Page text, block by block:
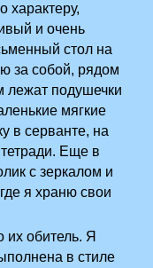
характеру,
и очень
стол на
за собой, рядом
лежат подушечки
мягкие
в серванте, на
тетради. Еще в
с зеркалом и
я храню свои
их обитель. Я
в стиле